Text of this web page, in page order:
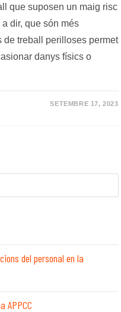
que suposen un maig risc
dir, que són més
treball perilloses permet
danys físics o
SETEMBRE 17, 2023
del personal en la
APPCC